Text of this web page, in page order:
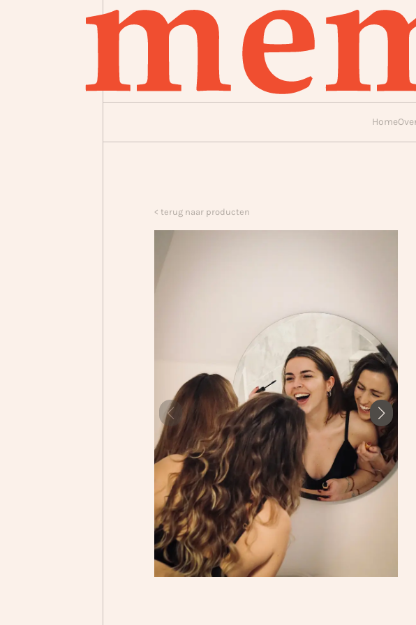
Home
< terug naar producten